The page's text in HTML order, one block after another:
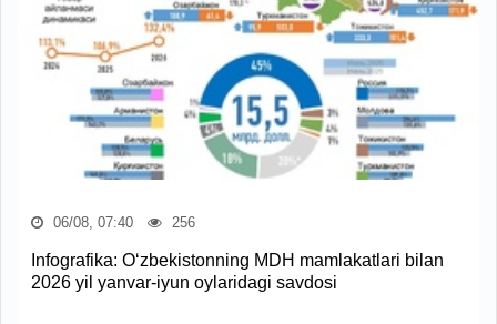
06/08, 07:40 256
Infografika: O‘zbekistonning MDH mamlakatlari bilan
2026 yil yanvar-iyun oylaridagi savdosi